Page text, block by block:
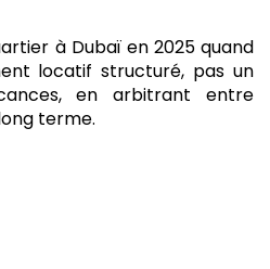
à Dubaï en 2025 quand
locatif structuré, pas un
en arbitrant entre
terme.